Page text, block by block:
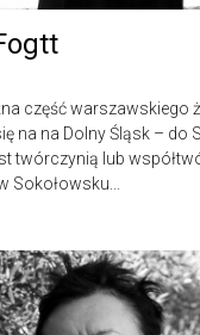
część warszawskiego
na na Dolny Śląsk – do
twórczynią lub
Sokołowsku...